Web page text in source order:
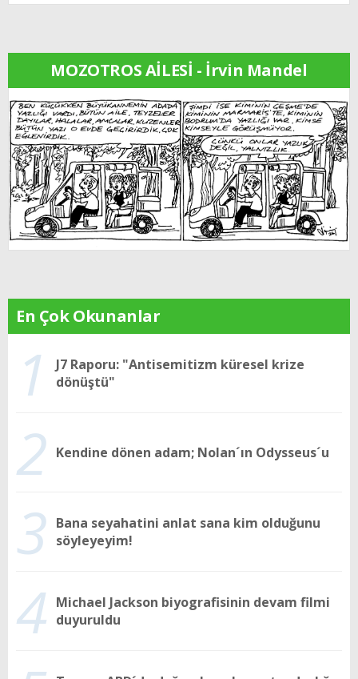
MOZOTROS AİLESİ - İrvin Mandel
En Çok Okunanlar
1
J7 Raporu: "Antisemitizm küresel krize
dönüştü"
2 Kendine dönen adam; Nolan´ın Odysseus´u
3 Bana seyahatini anlat sana kim olduğunu
söyleyeyim!
4 Michael Jackson biyografisinin devam filmi
duyuruldu